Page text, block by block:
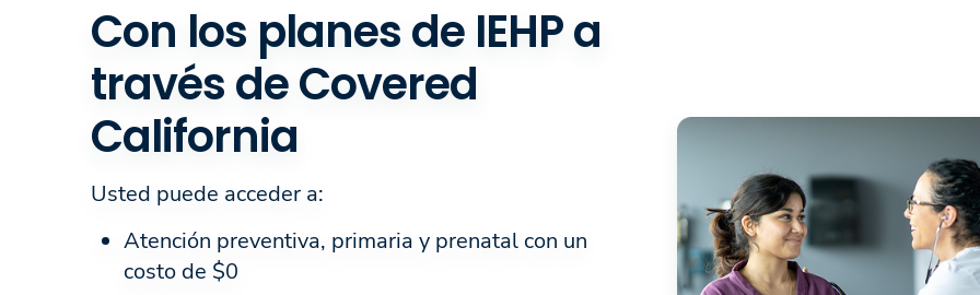
Con los planes de IEHP a
través de Covered
California
Usted puede acceder a:
Atención preventiva, primaria y prenatal con un
costo de $0